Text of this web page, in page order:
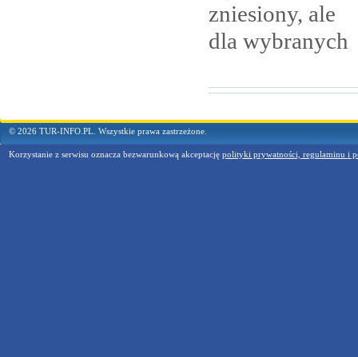
zniesiony, ale
dla wybranych
© 2026 TUR-INFO.PL. Wszystkie prawa zastrzeżone.
Korzystanie z serwisu oznacza bezwarunkową akceptację polityki prywatności, regulaminu i